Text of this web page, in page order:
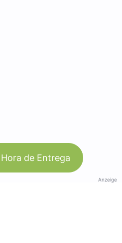
de Entrega
Anzeige